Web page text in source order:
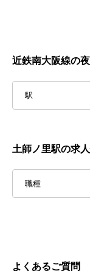
近鉄南大阪線の
駅
土師ノ里駅の求
職種
よくあるご質問